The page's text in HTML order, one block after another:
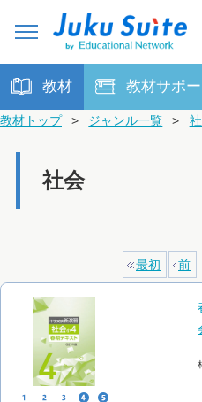
教材 教材サポー
教材トップ > ジャンル一覧 >
社会
最初
前